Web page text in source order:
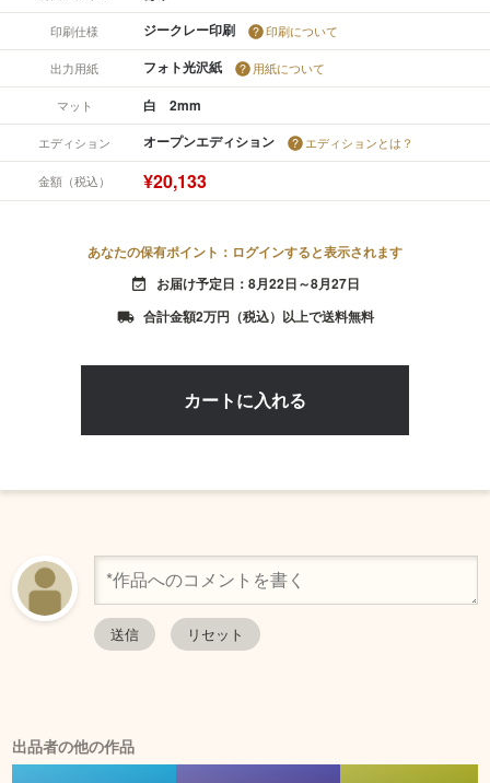
印刷仕様 ジークレー印刷 印刷について
出力用紙 フォト光沢紙 用紙について
マット 白 2mm
エディション オープンエディション エディションとは？
金額（税込） ¥20,133
あなたの保有ポイント：ログインすると表示されます
event_available お届け予定日：8月22日～8月27日
local_shipping 合計金額2万円（税込）以上で送料無料
出品者の他の作品